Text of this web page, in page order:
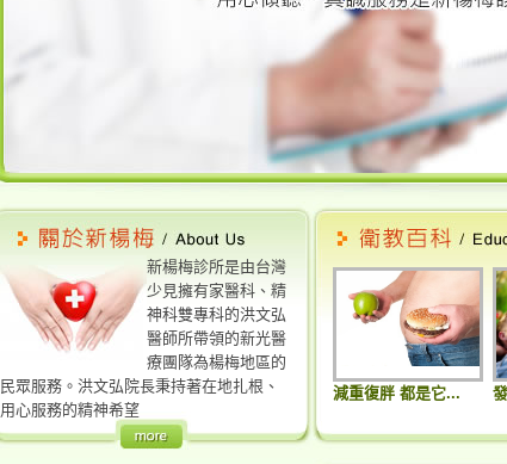
新楊梅診所是由台灣
少見擁有家醫科、精
神科雙專科的洪文弘
醫師所帶領的新光醫
療團隊為楊梅地區的
民眾服務。洪文弘院長秉持著在地扎根、
用心服務的精神希望
減重復胖 都是它...